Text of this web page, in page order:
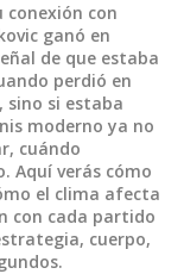
conexión con
ganó en
de que estaba
perdió en
sino si estaba
moderno ya no
cuándo
Aquí verás cómo
el clima afecta
con cada partido
cuerpo,